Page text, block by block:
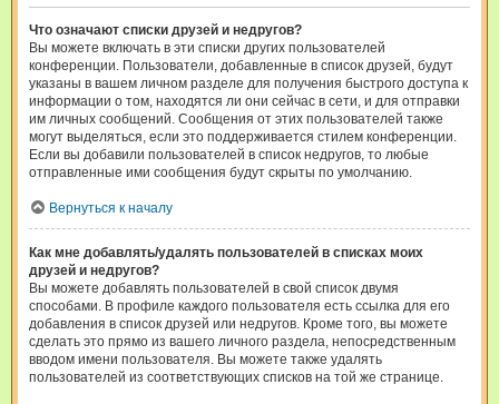
Что означают списки друзей и недругов?
Вы можете включать в эти списки других пользователей
конференции. Пользователи, добавленные в список друзей, будут
указаны в вашем личном разделе для получения быстрого доступа к
информации о том, находятся ли они сейчас в сети, и для отправки
им личных сообщений. Сообщения от этих пользователей также
могут выделяться, если это поддерживается стилем конференции.
Если вы добавили пользователей в список недругов, то любые
отправленные ими сообщения будут скрыты по умолчанию.
Вернуться к началу
Как мне добавлять/удалять пользователей в списках моих
друзей и недругов?
Вы можете добавлять пользователей в свой список двумя
способами. В профиле каждого пользователя есть ссылка для его
добавления в список друзей или недругов. Кроме того, вы можете
сделать это прямо из вашего личного раздела, непосредственным
вводом имени пользователя. Вы можете также удалять
пользователей из соответствующих списков на той же странице.